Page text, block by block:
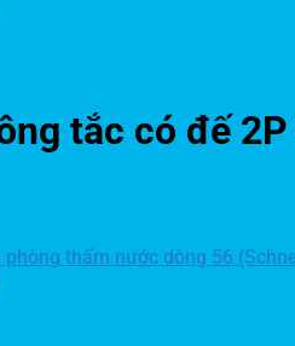
tắc có đế
phòng thấm nước dòng 56